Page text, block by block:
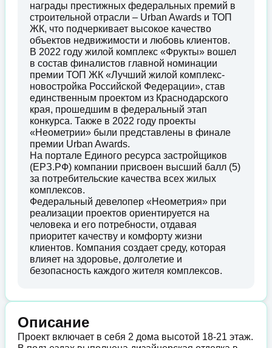
награды престижных федеральных премий в
строительной отрасли – Urban Awards и ТОП
ЖК, что подчеркивает высокое качество
объектов недвижимости и любовь клиентов.
В 2022 году жилой комплекс «Фрукты» вошел
в состав финалистов главной номинации
премии ТОП ЖК «Лучший жилой комплекс-
новостройка Российской Федерации», став
единственным проектом из Краснодарского
края, прошедшим в федеральный этап
конкурса. Также в 2022 году проекты
«Неометрии» были представлены в финале
премии Urban Awards.
На портале Единого ресурса застройщиков
(ЕРЗ.РФ) компании присвоен высший балл (5)
за потребительские качества всех жилых
комплексов.
Федеральный девелопер «Неометрия» при
реализации проектов ориентируется на
человека и его потребности, отдавая
приоритет качеству и комфорту жизни
клиентов. Компания создает среду, которая
влияет на здоровье, долголетие и
безопасность каждого жителя комплексов.
Описание
Проект включает в себя 2 дома высотой 18-21 этаж.